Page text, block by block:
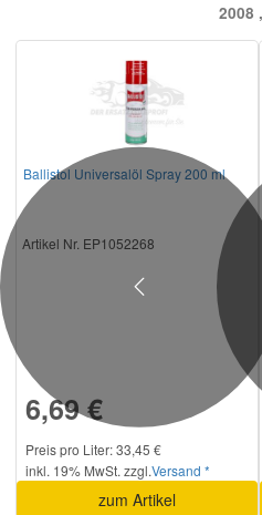
2008
Ballistol Universalöl Spray 200 ml
Artikel Nr. EP1052268
6,69 €
Preis pro Liter: 33,45 €
inkl. 19% MwSt. zzgl.Versand *
zum Artikel
Previous